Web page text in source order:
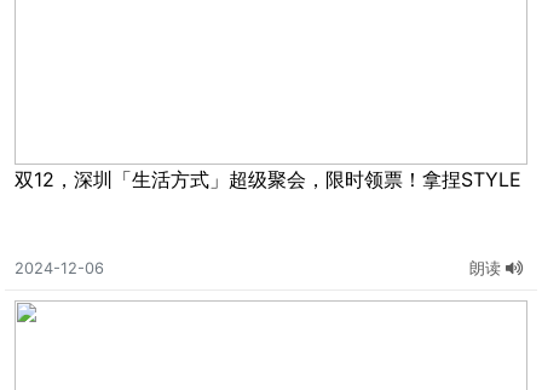
双12，深圳「生活方式」超级聚会，限时领票！拿捏STYLE
2024-12-06 朗读